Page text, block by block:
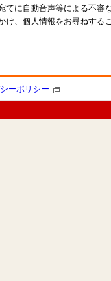
てに自動音声等による不審
け、個人情報をお尋ねする
ーポリシー